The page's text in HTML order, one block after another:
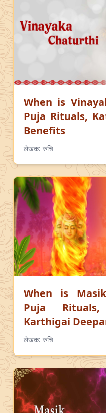
When is
Puja Rituals,
Benefits
लेखक: रुचि
When is
Puja
Karthigai
लेखक: रुचि